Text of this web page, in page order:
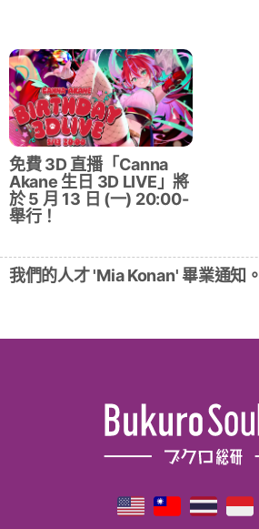
免費 3D 直播「Canna
Akane 生日 3D LIVE」將
於 5 月 13 日 (一) 20:00-
舉行！
我們的人才 'Mia Konan' 畢業通知。